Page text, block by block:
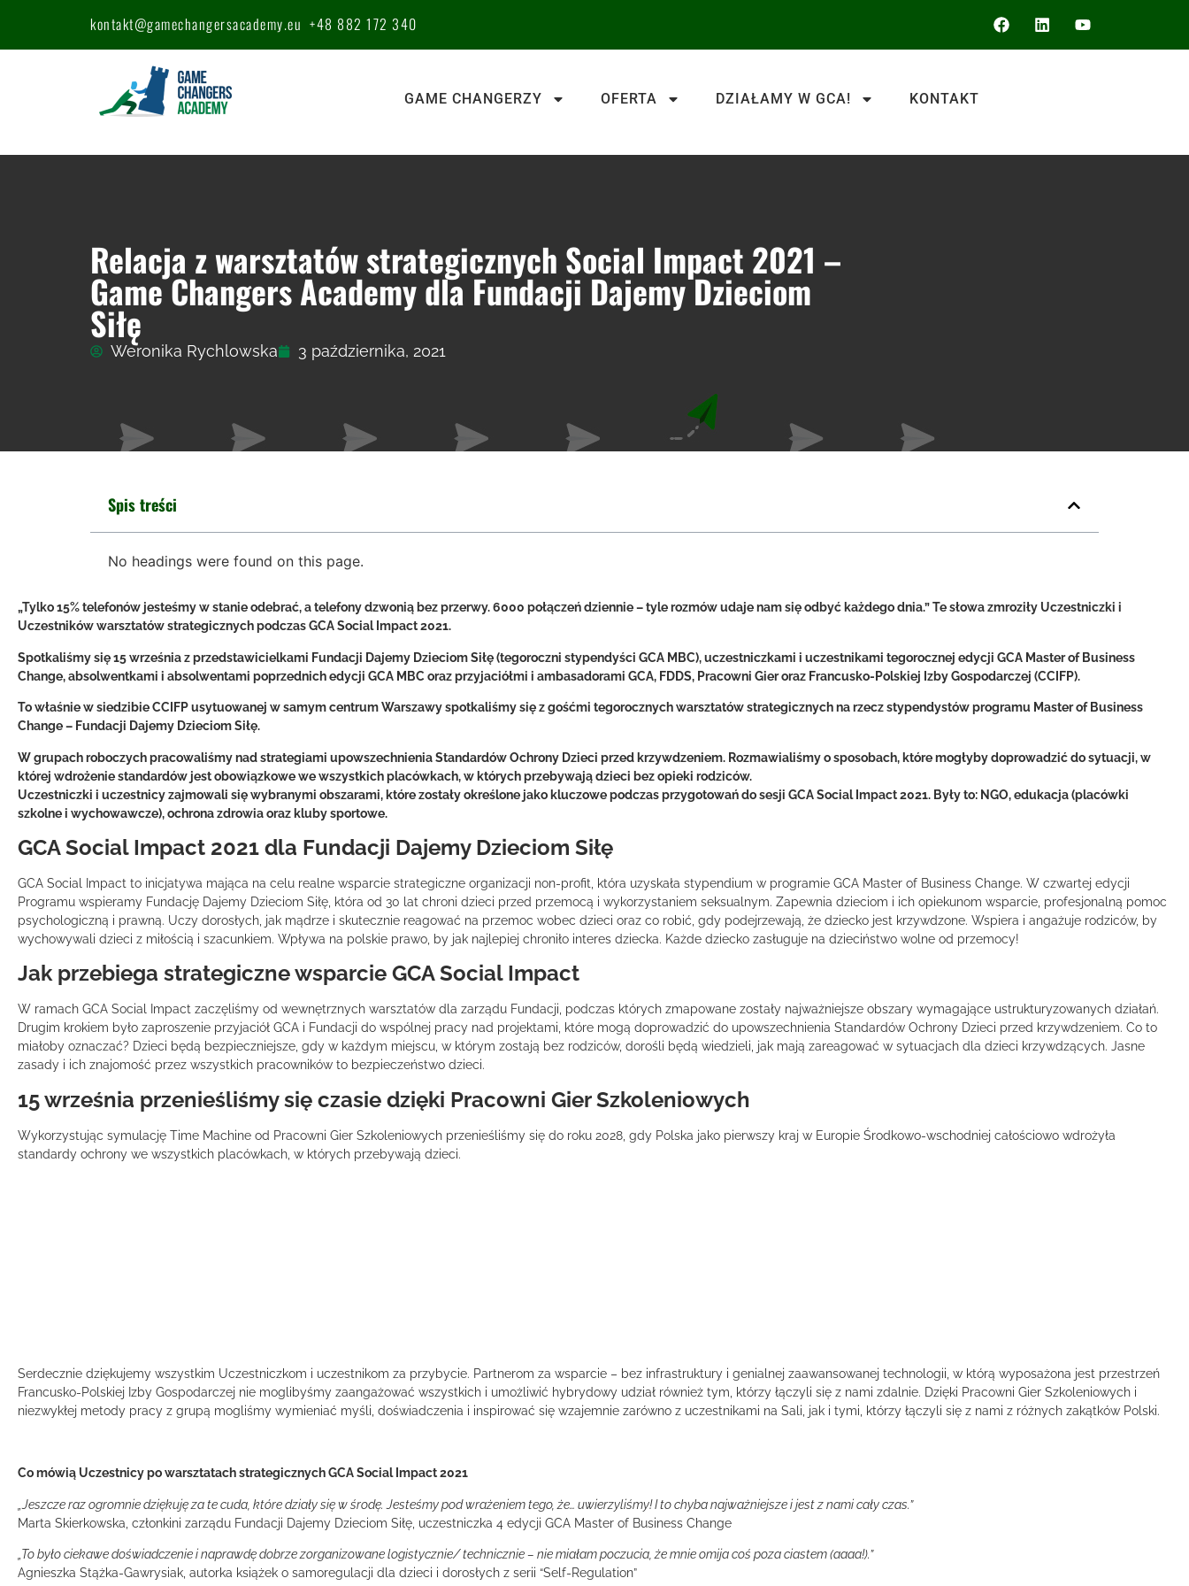
kontakt@gamechangersacademy.eu +48 882 172 340
GAME CHANGERZY OFERTA DZIAŁAMY W GCA! KONTAKT
Relacja z warsztatów strategicznych Social Impact 2021 –
Game Changers Academy dla Fundacji Dajemy Dzieciom
Siłę
Weronika Rychlowska 3 października, 2021
Spis treści
No headings were found on this page.
„Tylko 15% telefonów jesteśmy w stanie odebrać, a telefony dzwonią bez przerwy. 6000 połączeń dziennie – tyle rozmów udaje nam się odbyć każdego dnia.” Te słowa zmroziły Uczestniczki i
Uczestników warsztatów strategicznych podczas GCA Social Impact 2021.
Spotkaliśmy się 15 września z przedstawicielkami Fundacji Dajemy Dzieciom Siłę (tegoroczni stypendyści GCA MBC), uczestniczkami i uczestnikami tegorocznej edycji GCA Master of Business
Change, absolwentkami i absolwentami poprzednich edycji GCA MBC oraz przyjaciółmi i ambasadorami GCA, FDDS, Pracowni Gier oraz Francusko-Polskiej Izby Gospodarczej (CCIFP).
To właśnie w siedzibie CCIFP usytuowanej w samym centrum Warszawy spotkaliśmy się z gośćmi tegorocznych warsztatów strategicznych na rzecz stypendystów programu Master of Business
Change – Fundacji Dajemy Dzieciom Siłę.
W grupach roboczych pracowaliśmy nad strategiami upowszechnienia Standardów Ochrony Dzieci przed krzywdzeniem. Rozmawialiśmy o sposobach, które mogłyby doprowadzić do sytuacji, w
której wdrożenie standardów jest obowiązkowe we wszystkich placówkach, w których przebywają dzieci bez opieki rodziców.
Uczestniczki i uczestnicy zajmowali się wybranymi obszarami, które zostały określone jako kluczowe podczas przygotowań do sesji GCA Social Impact 2021. Były to: NGO, edukacja (placówki
szkolne i wychowawcze), ochrona zdrowia oraz kluby sportowe.
GCA Social Impact 2021 dla Fundacji Dajemy Dzieciom Siłę
GCA Social Impact to inicjatywa mająca na celu realne wsparcie strategiczne organizacji non-profit, która uzyskała stypendium w programie GCA Master of Business Change. W czwartej edycji
Programu wspieramy Fundację Dajemy Dzieciom Siłę, która od 30 lat chroni dzieci przed przemocą i wykorzystaniem seksualnym. Zapewnia dzieciom i ich opiekunom wsparcie, profesjonalną pomoc
psychologiczną i prawną. Uczy dorosłych, jak mądrze i skutecznie reagować na przemoc wobec dzieci oraz co robić, gdy podejrzewają, że dziecko jest krzywdzone. Wspiera i angażuje rodziców, by
wychowywali dzieci z miłością i szacunkiem. Wpływa na polskie prawo, by jak najlepiej chroniło interes dziecka. Każde dziecko zasługuje na dzieciństwo wolne od przemocy!
Jak przebiega strategiczne wsparcie GCA Social Impact
W ramach GCA Social Impact zaczęliśmy od wewnętrznych warsztatów dla zarządu Fundacji, podczas których zmapowane zostały najważniejsze obszary wymagające ustrukturyzowanych działań.
Drugim krokiem było zaproszenie przyjaciół GCA i Fundacji do wspólnej pracy nad projektami, które mogą doprowadzić do upowszechnienia Standardów Ochrony Dzieci przed krzywdzeniem. Co to
miałoby oznaczać? Dzieci będą bezpieczniejsze, gdy w każdym miejscu, w którym zostają bez rodziców, dorośli będą wiedzieli, jak mają zareagować w sytuacjach dla dzieci krzywdzących. Jasne
zasady i ich znajomość przez wszystkich pracowników to bezpieczeństwo dzieci.
15 września przenieśliśmy się czasie dzięki Pracowni Gier Szkoleniowych
Wykorzystując symulację Time Machine od Pracowni Gier Szkoleniowych przenieśliśmy się do roku 2028, gdy Polska jako pierwszy kraj w Europie Środkowo-wschodniej całościowo wdrożyła
standardy ochrony we wszystkich placówkach, w których przebywają dzieci.
Serdecznie dziękujemy wszystkim Uczestniczkom i uczestnikom za przybycie. Partnerom za wsparcie – bez infrastruktury i genialnej zaawansowanej technologii, w którą wyposażona jest przestrzeń
Francusko-Polskiej Izby Gospodarczej nie moglibyśmy zaangażować wszystkich i umożliwić hybrydowy udział również tym, którzy łączyli się z nami zdalnie. Dzięki Pracowni Gier Szkoleniowych i
niezwykłej metody pracy z grupą mogliśmy wymieniać myśli, doświadczenia i inspirować się wzajemnie zarówno z uczestnikami na Sali, jak i tymi, którzy łączyli się z nami z różnych zakątków Polski.
Co mówią Uczestnicy po warsztatach strategicznych GCA Social Impact 2021
„Jeszcze raz ogromnie dziękuję za te cuda, które działy się w środę. Jesteśmy pod wrażeniem tego, że… uwierzyliśmy! I to chyba najważniejsze i jest z nami cały czas.”
Marta Skierkowska, członkini zarządu Fundacji Dajemy Dzieciom Siłę, uczestniczka 4 edycji GCA Master of Business Change
„To było ciekawe doświadczenie i naprawdę dobrze zorganizowane logistycznie/ technicznie – nie miałam poczucia, że mnie omija coś poza ciastem (aaaa!).”
Agnieszka Stążka-Gawrysiak, autorka książek o samoregulacji dla dzieci i dorosłych z serii “Self-Regulation”